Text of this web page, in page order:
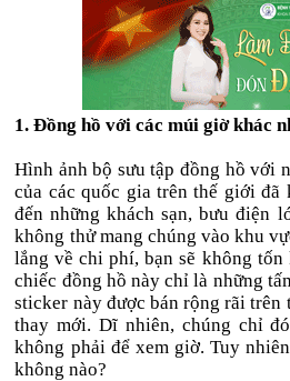
1. Đồng hồ với các múi giờ khác
Hình ảnh bộ sưu tập đồng hồ với
của các quốc gia trên thế giới
đến những khách sạn, bưu điện
không thử mang chúng vào khu
lắng về chi phí, bạn sẽ không
chiếc đồng hồ này chỉ là những
sticker này được bán rộng rãi trên
thay mới. Dĩ nhiên, chúng chỉ
không phải để xem giờ. Tuy
không nào?